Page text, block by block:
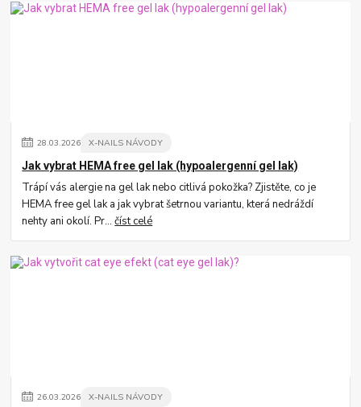
28.03.2026 X-NAILS NÁVODY
Jak vybrat HEMA free gel lak (hypoalergenní gel lak)
Trápí vás alergie na gel lak nebo citlivá pokožka? Zjistěte, co je
HEMA free gel lak a jak vybrat šetrnou variantu, která nedráždí
nehty ani okolí. Pr...číst celé
26.03.2026 X-NAILS NÁVODY